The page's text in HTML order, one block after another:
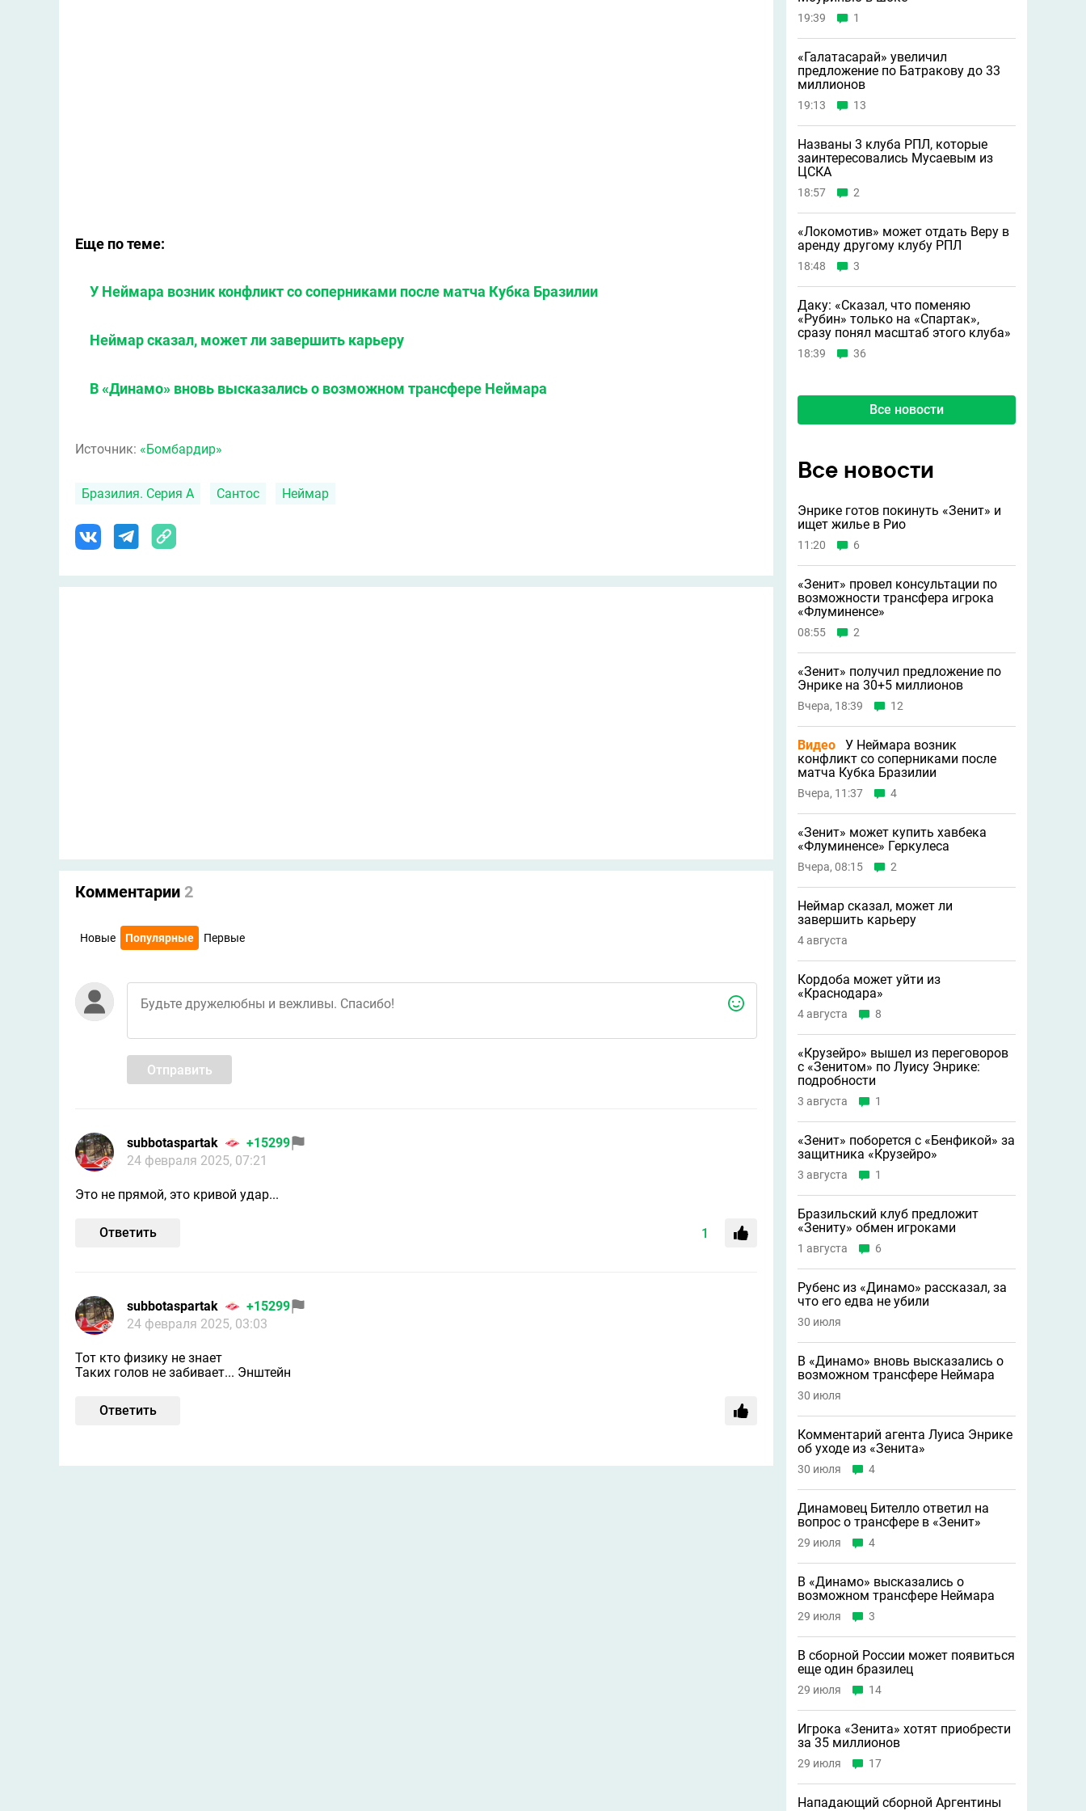
Еще по теме:
У Неймара возник конфликт со соперниками после матча Кубка Бразилии
Неймар сказал, может ли завершить карьеру
В «Динамо» вновь высказались о возможном трансфере Неймара
Источник: «Бомбардир»
Бразилия. Серия А Сантос Неймар
Комментарии 2
Новые Популярные Первые
Отправить
subbotaspartak
+15299
24 февраля 2025, 07:21
Это не прямой, это кривой удар...
Ответить 1
subbotaspartak
+15299
24 февраля 2025, 03:03
Тот кто физику не знает
Таких голов не забивает... Энштейн
Ответить
19:39 1
«Галатасарай» увеличил
предложение по Батракову до 33
миллионов
19:13 13
Названы 3 клуба РПЛ, которые
заинтересовались Мусаевым из
ЦСКА
18:57 2
«Локомотив» может отдать Веру в
аренду другому клубу РПЛ
18:48 3
Даку: «Сказал, что поменяю
«Рубин» только на «Спартак»,
сразу понял масштаб этого клуба»
18:39 36
Все новости
Все новости
Энрике готов покинуть «Зенит» и
ищет жилье в Рио
11:20 6
«Зенит» провел консультации по
возможности трансфера игрока
«Флуминенсе»
08:55 2
«Зенит» получил предложение по
Энрике на 30+5 миллионов
Вчера, 18:39 12
Видео
У Неймара возник
конфликт со соперниками после
матча Кубка Бразилии
Вчера, 11:37 4
«Зенит» может купить хавбека
«Флуминенсе» Геркулеса
Вчера, 08:15 2
Неймар сказал, может ли
завершить карьеру
4 августа
Кордоба может уйти из
«Краснодара»
4 августа 8
«Крузейро» вышел из переговоров
с «Зенитом» по Луису Энрике:
подробности
3 августа 1
«Зенит» поборется с «Бенфикой» за
защитника «Крузейро»
3 августа 1
Бразильский клуб предложит
«Зениту» обмен игроками
1 августа 6
Рубенс из «Динамо» рассказал, за
что его едва не убили
30 июля
В «Динамо» вновь высказались о
возможном трансфере Неймара
30 июля
Комментарий агента Луиса Энрике
об уходе из «Зенита»
30 июля 4
Динамовец Бителло ответил на
вопрос о трансфере в «Зенит»
29 июля 4
В «Динамо» высказались о
возможном трансфере Неймара
29 июля 3
В сборной России может появиться
еще один бразилец
29 июля 14
Игрока «Зенита» хотят приобрести
за 35 миллионов
29 июля 17
Нападающий сборной Аргентины